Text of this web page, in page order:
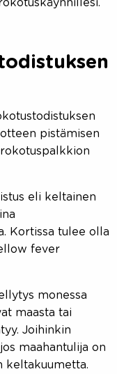
pistämisen
eli keltainen
Kortissa tulee olla
fever
monessa
maasta tai
Joihinkin
maahantulija on
keltakuumetta.